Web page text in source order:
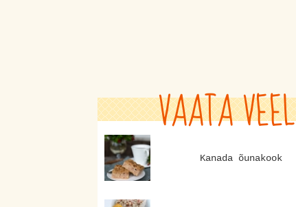
VAATA VEEL
Kanada õunakook